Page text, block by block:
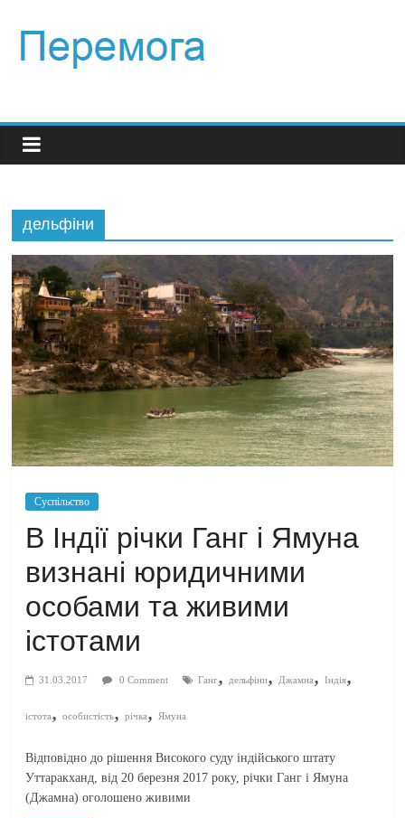
дельфіни
Суспільство
В Індії річки Ганг і Ямуна
визнані юридичними
особами та живими
істотами
31.03.2017 0 Comment Ганг, дельфіни, Джамна,Індія,
істота,особистість,річка, Ямуна
Відповідно до рішення Високого суду індійського штату
Уттаракханд, від 20 березня 2017 року, річки Ганг і Ямуна
(Джамна) оголошено живими